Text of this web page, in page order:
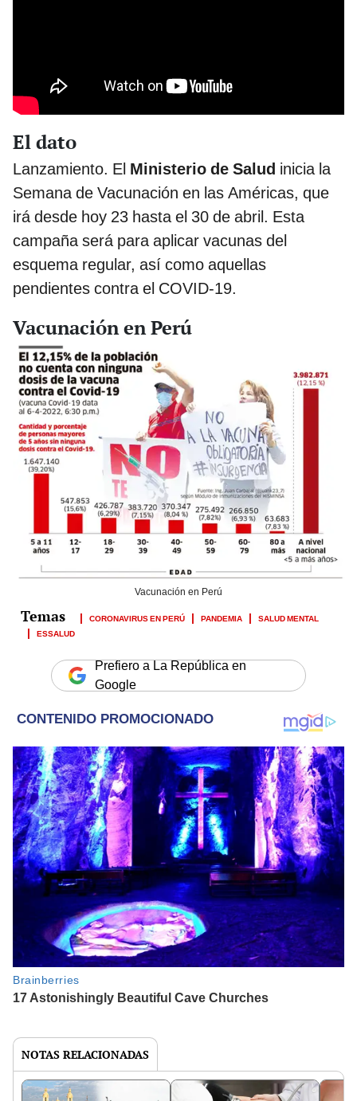
El dato
Lanzamiento. El Ministerio de Salud inicia la
Semana de Vacunación en las Américas, que
irá desde hoy 23 hasta el 30 de abril. Esta
campaña será para aplicar vacunas del
esquema regular, así como aquellas
pendientes contra el COVID-19.
Vacunación en Perú
Vacunación en Perú
CORONAVIRUS EN PERÚ PANDEMIA
SALUD MENTAL
ESSALUD
Prefiero a La República en
Google
NOTAS RELACIONADAS